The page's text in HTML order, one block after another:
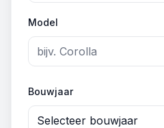
Model
Bouwjaar
Selecteer bouwjaar